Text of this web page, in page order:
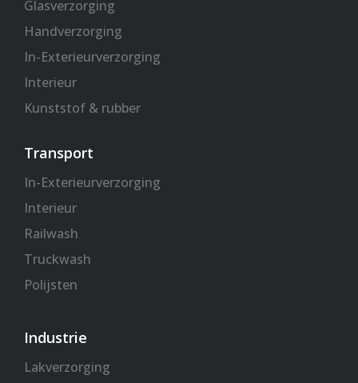
Glasverzorging
Handverzorging
In-Exterieurverzorging
Interieur
Kunststof & rubber
Transport
In-Exterieurverzorging
Interieur
Railwash
Truckwash
Polijsten
Industrie
Lakverzorging